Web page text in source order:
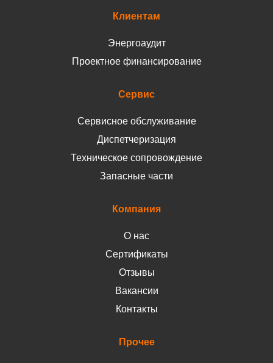
Клиентам
Энергоаудит
Проектное финансирование
Сервис
Сервисное обслуживание
Диспетчеризация
Техническое сопровождение
Запасные части
Компания
О нас
Сертификаты
Отзывы
Вакансии
Контакты
Прочее